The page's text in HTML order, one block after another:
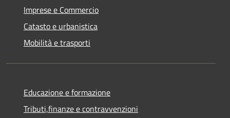
Imprese e Commercio
Catasto e urbanistica
Mobilità e trasporti
Educazione e formazione
Tributi,finanze e contravvenzioni